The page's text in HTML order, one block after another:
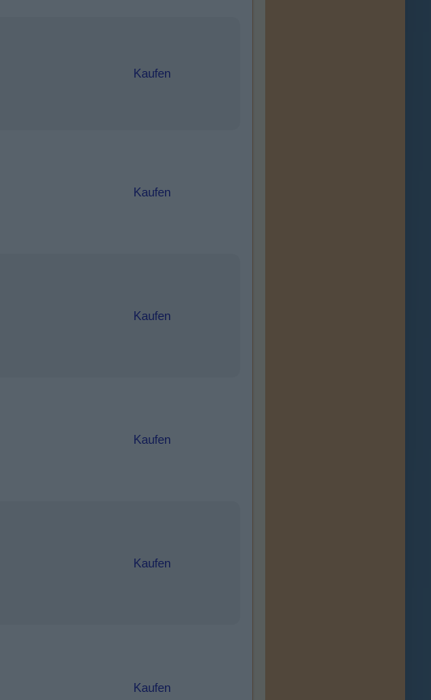
Kaufen
Kaufen
Kaufen
Kaufen
Kaufen
Kaufen